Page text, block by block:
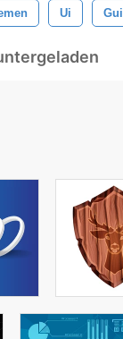
Ui Gui